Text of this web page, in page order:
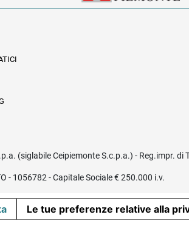
trasparenza
(siglabile Ceipiemonte S.c.p.a.) - Reg.impr. di
- 1056782 - Capitale Sociale € 250.000 i.v.
Le tue preferenze relative alla